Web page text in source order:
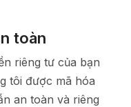
toàn
riêng tư của bạn
tôi được mã hóa
an toàn và riêng